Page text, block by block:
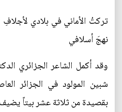
تركتُ الأماني في بلادي
نهجَ أسلافي
وقد أكمل الشاعر الجزائري
بقصيدة من ثلاثة عشر بيتاً